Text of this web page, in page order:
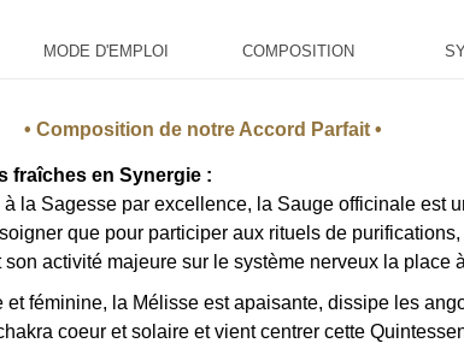
MODE D'EMPLOI COMPOSITION
• Composition de notre Accord Parfait •
fraîches en Synergie :
à la Sagesse par excellence, la Sauge officinale est
que pour participer aux rituels de
activité majeure sur le système nerveux la place
et féminine, la Mélisse est apaisante, dissipe les
coeur et solaire et vient centrer cette